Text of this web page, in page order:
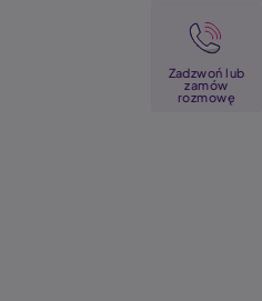
Zadzwoń lub
zamów
rozmowę